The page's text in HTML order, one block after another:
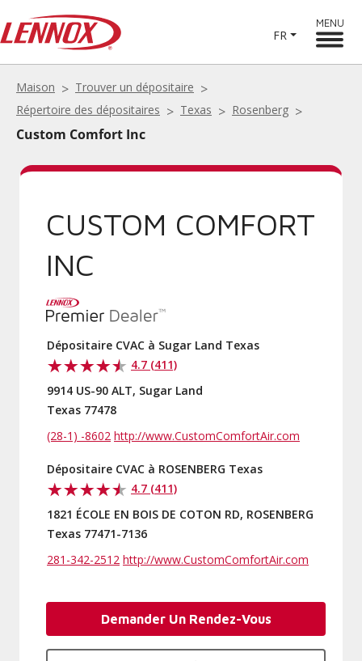
FR
MENU
Maison
Trouver un dépositaire
Répertoire des dépositaires
Texas Rosenberg
Custom Comfort Inc
CUSTOM COMFORT
INC
Dépositaire CVAC à Sugar Land Texas
4.7 (411)
9914 US-90 ALT, Sugar Land
Texas 77478
(28-1) -8602 http://www.CustomComfortAir.com
Dépositaire CVAC à ROSENBERG Texas
4.7 (411)
1821 ÉCOLE EN BOIS DE COTON RD, ROSENBERG
Texas 77471-7136
281-342-2512 http://www.CustomComfortAir.com
Demander Un Rendez-Vous